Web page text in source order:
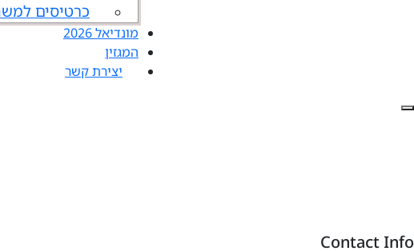
כרטיסים
מונדיאל 2026
המגזין
יצירת קשר
Contact Info